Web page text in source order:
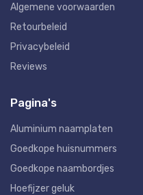
Algemene voorwaarden
Retourbeleid
Privacybeleid
Reviews
Pagina's
Aluminium naamplaten
Goedkope huisnummers
Goedkope naambordjes
Hoefijzer geluk